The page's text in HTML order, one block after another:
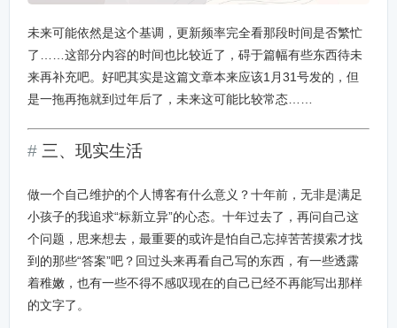
未来可能依然是这个基调，更新频率完全看那段时间是否繁忙
了……这部分内容的时间也比较近了，碍于篇幅有些东西待未
来再补充吧。好吧其实是这篇文章本来应该1月31号发的，但
是一拖再拖就到过年后了，未来这可能比较常态……
三、现实生活
做一个自己维护的个人博客有什么意义？十年前，无非是满足
小孩子的我追求“标新立异”的心态。十年过去了，再问自己这
个问题，思来想去，最重要的或许是怕自己忘掉苦苦摸索才找
到的那些“答案”吧？回过头来再看自己写的东西，有一些透露
着稚嫩，也有一些不得不感叹现在的自己已经不再能写出那样
的文字了。